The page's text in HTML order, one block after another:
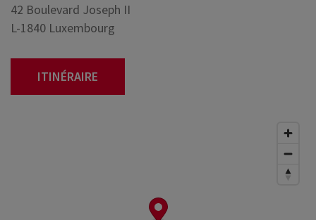
42 Boulevard Joseph II
L-1840 Luxembourg
ITINÉRAIRE